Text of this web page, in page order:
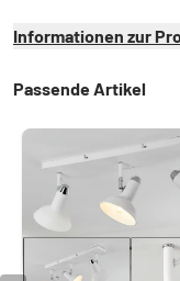
Informationen zur
Passende Artikel